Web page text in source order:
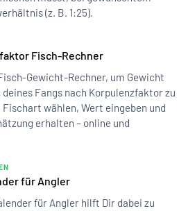
(z. B. 1:25).
Fisch-Rechner
Gewicht-Rechner, um Gewicht
deines Fangs nach Korpulenzfaktor zu
Fischart wählen, Wert eingeben und
erhalten – online und
für Angler
für Angler hilft Dir dabei zu